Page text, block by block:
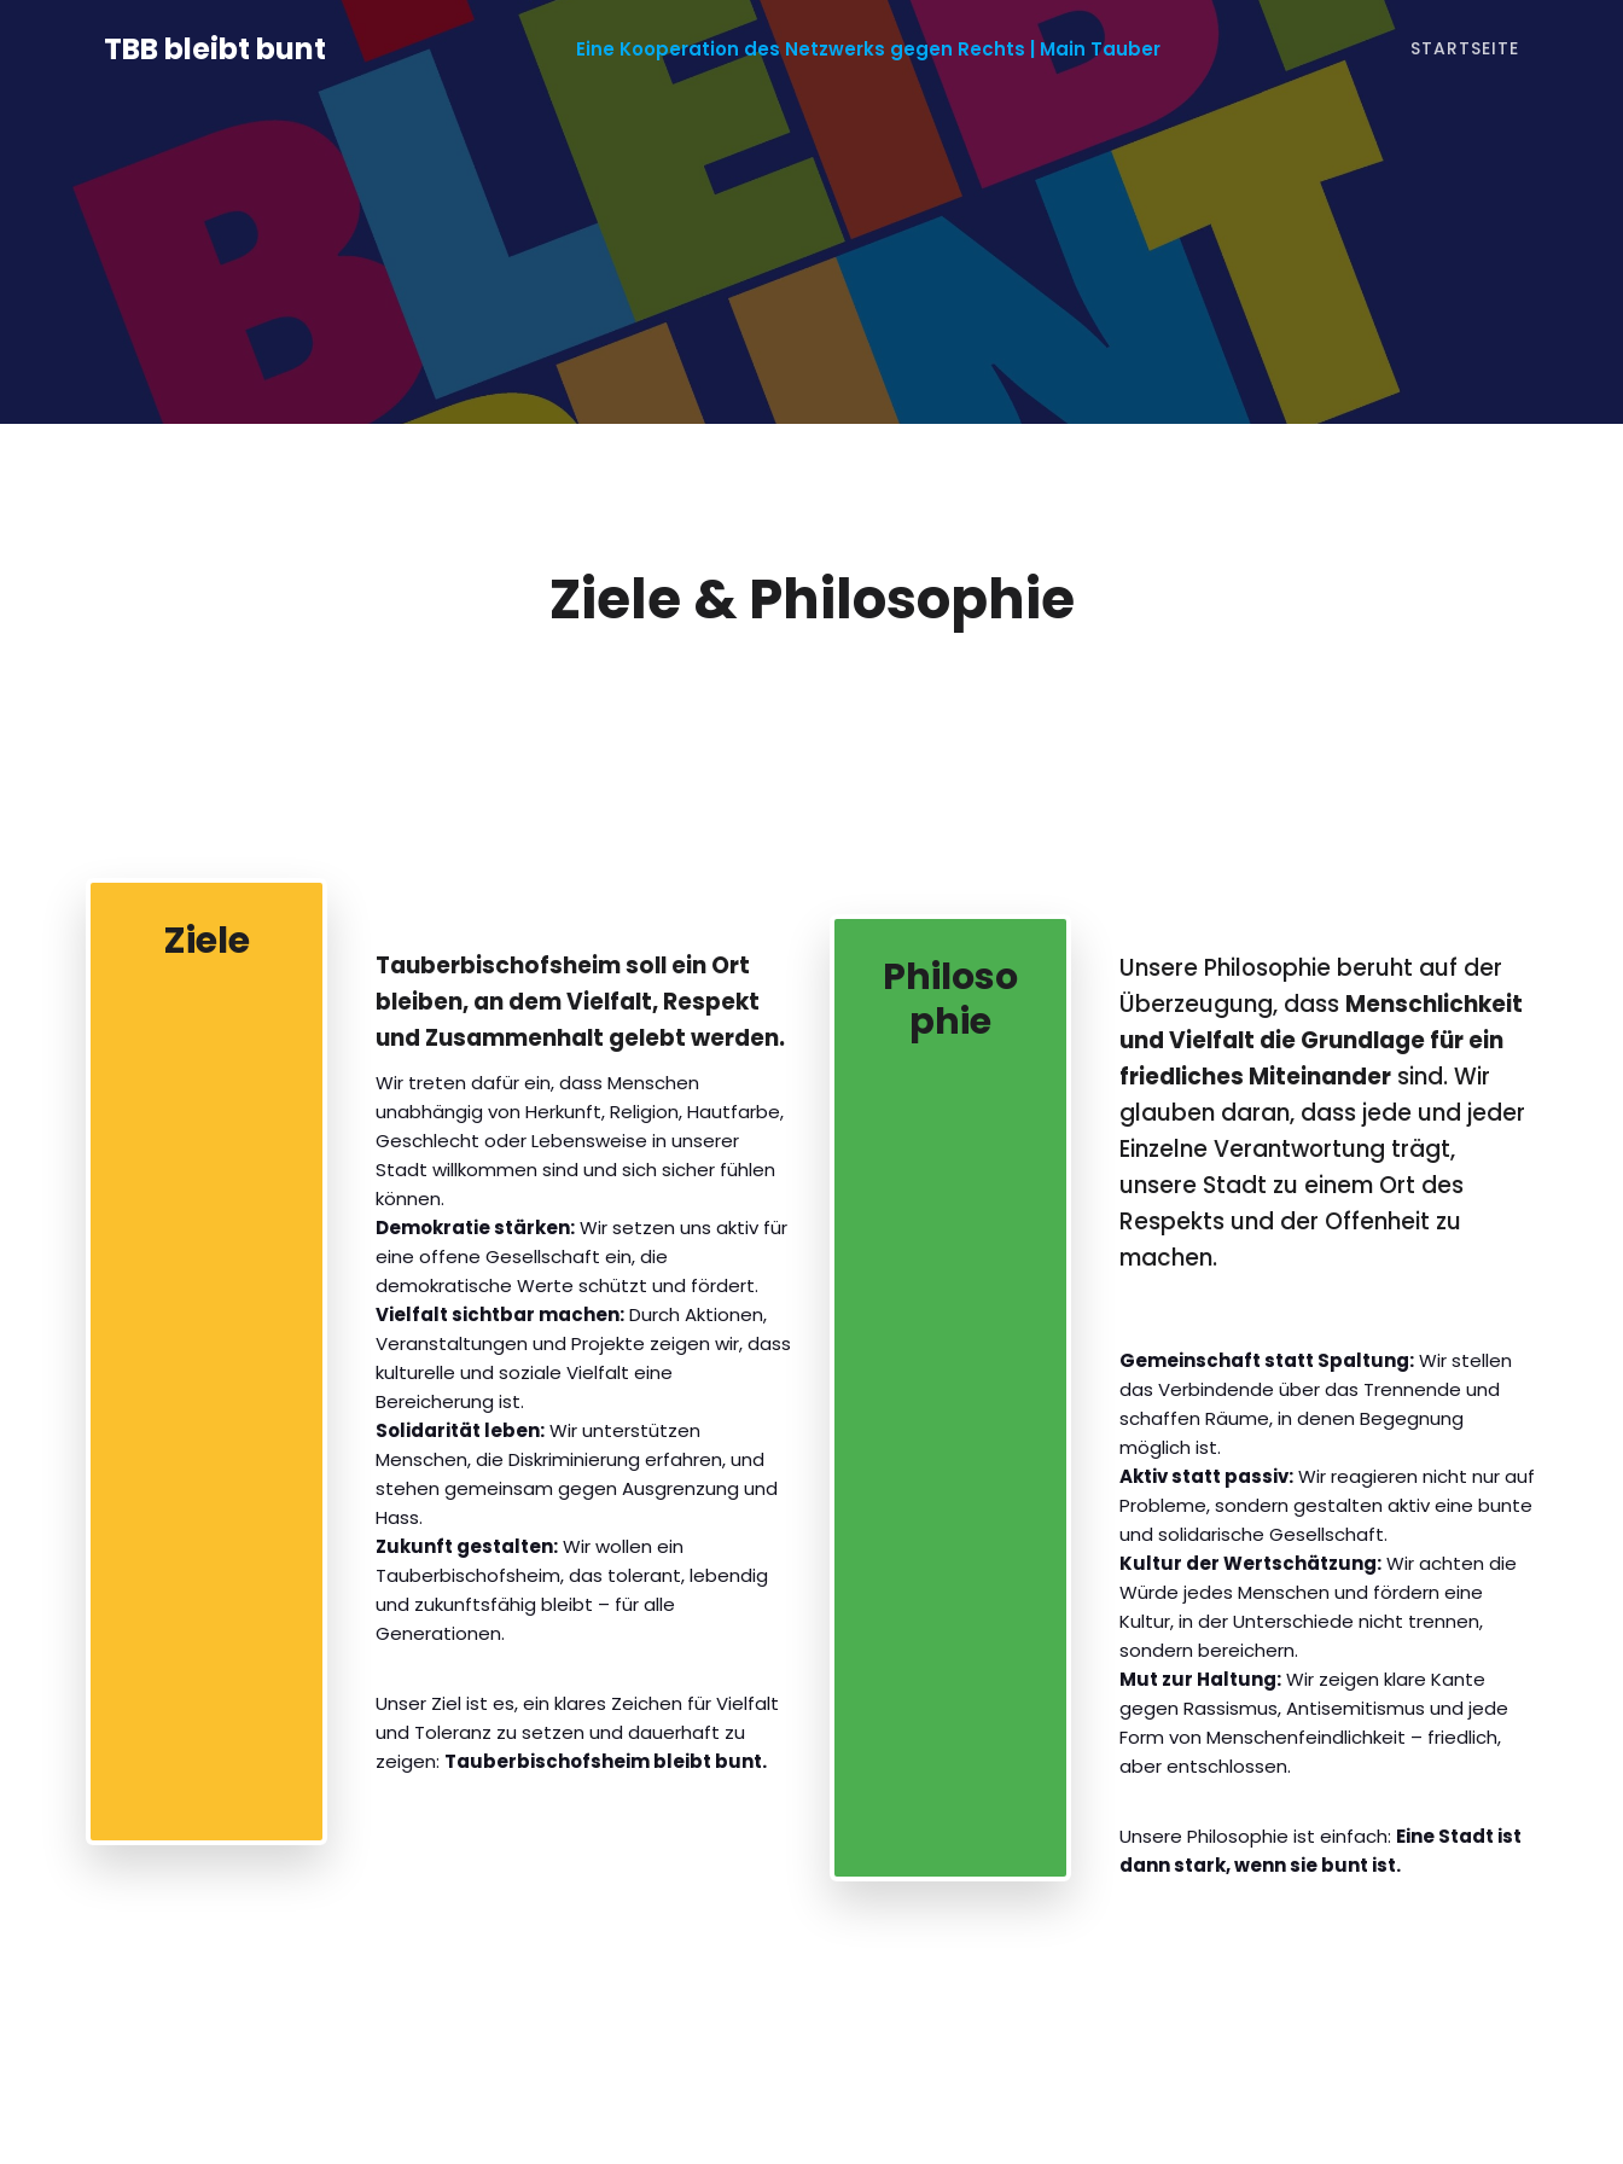
TBB bleibt bunt Eine Kooperation des Netzwerks gegen Rechts | Main Tauber STARTSEITE
Ziele & Philosophie
Ziele
Tauberbischofsheim soll ein Ort
bleiben, an dem Vielfalt, Respekt
und Zusammenhalt gelebt werden.
Wir treten dafür ein, dass Menschen
unabhängig von Herkunft, Religion, Hautfarbe,
Geschlecht oder Lebensweise in unserer
Stadt willkommen sind und sich sicher fühlen
können.
Demokratie stärken:Wir setzen uns aktiv für
eine offene Gesellschaft ein, die
demokratische Werte schützt und fördert.
Vielfalt sichtbar machen:Durch Aktionen,
Veranstaltungen und Projekte zeigen wir, dass
kulturelle und soziale Vielfalt eine
Bereicherung ist.
Solidarität leben:Wir unterstützen
Menschen, die Diskriminierung erfahren, und
stehen gemeinsam gegen Ausgrenzung und
Hass.
Zukunft gestalten:Wir wollen ein
Tauberbischofsheim, das tolerant, lebendig
und zukunftsfähig bleibt – für alle
Generationen.
Unser Ziel ist es, ein klares Zeichen für Vielfalt
und Toleranz zu setzen und dauerhaft zu
zeigen: Tauberbischofsheim bleibt bunt.
Philoso
phie
Unsere Philosophie beruht auf der
Überzeugung, dass Menschlichkeit
und Vielfalt die Grundlage für ein
friedliches Miteinander sind. Wir
glauben daran, dass jede und jeder
Einzelne Verantwortung trägt,
unsere Stadt zu einem Ort des
Respekts und der Offenheit zu
machen.
Gemeinschaft statt Spaltung:Wir stellen
das Verbindende über das Trennende und
schaffen Räume, in denen Begegnung
möglich ist.
Aktiv statt passiv:Wir reagieren nicht nur auf
Probleme, sondern gestalten aktiv eine bunte
und solidarische Gesellschaft.
Kultur der Wertschätzung:Wir achten die
Würde jedes Menschen und fördern eine
Kultur, in der Unterschiede nicht trennen,
sondern bereichern.
Mut zur Haltung:Wir zeigen klare Kante
gegen Rassismus, Antisemitismus und jede
Form von Menschenfeindlichkeit – friedlich,
aber entschlossen.
Unsere Philosophie ist einfach: Eine Stadt ist
dann stark, wenn sie bunt ist.